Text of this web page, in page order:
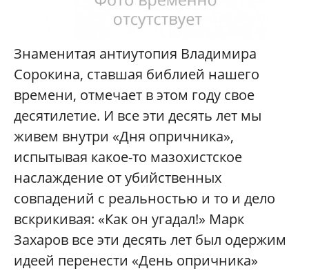
Знаменитая антиутопия Владимира
Сорокина, ставшая библией нашего
времени, отмечает в этом году свое
десятилетие. И все эти десять лет мы
живем внутри «Дня опричника»,
испытывая какое-то мазохистское
наслаждение от убийственных
совпадений с реальностью и то и дело
вскрикивая: «Как он угадал!» Марк
Захаров все эти десять лет был одержим
идеей перенести «День опричника»